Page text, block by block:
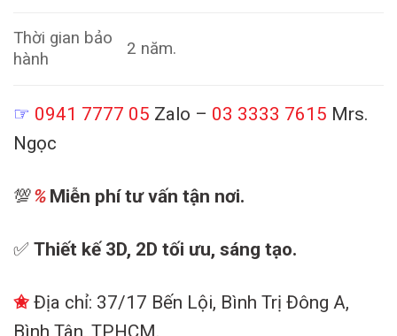
Thời gian bảo
hành
2 năm.
☞ 0941 7777 05 Zalo – 03 3333 7615 Mrs.
Ngọc
💯% Miễn phí tư vấn tận nơi.
✅ Thiết kế 3D, 2D tối ưu, sáng tạo.
✬ Địa chỉ: 37/17 Bến Lội, Bình Trị Đông A,
Bình Tân, TPHCM.